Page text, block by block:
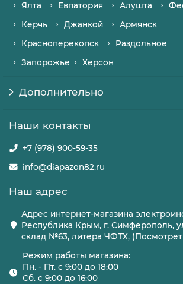
Ялта
Евпатория Алушта
Керчь
Джанкой
Армянск
Красноперекопск
Раздольное
Запорожье
Херсон
Дополнительно
Наши контакты
+7 (978) 900-59-35
info@diapazon82.ru
Наш адрес
Адрес интернет-магазина
Республика Крым, г. Симферополь,
склад №63, литера ЧФТХ,
Режим работы магазина:
Пн. - Пт. с 9:00 до 18:00
Сб. с 9:00 до 16:00